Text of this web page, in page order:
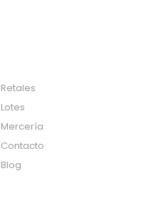
Retales
Lotes
Mercería
Contacto
Blog